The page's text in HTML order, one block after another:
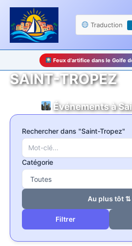
Panneau de gestion des cookies
Aller
contenu
Traduction
Feux d’artifice dans le Golfe
SAINT-TROPEZ
Événements à
Rechercher dans "Saint-Tropez"
Catégorie
Au plus tôt ⇅